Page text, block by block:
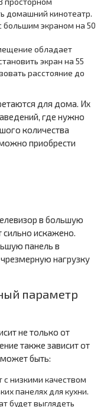
домашний кинотеатр.
большим экраном на 50
обладает
экран на 55
расстояние до
для дома. Их
где нужно
количества
приобрести
в большую
сильно искажено.
панель в
нагрузку
параметр
не только от
также зависит от
быть:
низкими качеством
панелях для кухни.
будет выглядеть